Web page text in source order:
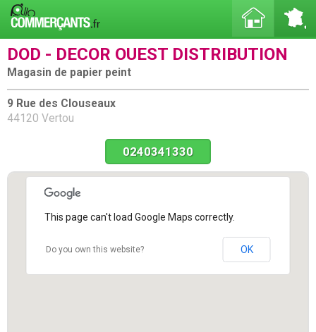
DOD - DECOR OUEST DISTRIBUTION
Magasin de papier peint
9 Rue des Clouseaux
44120 Vertou
0240341330
This page can't load Google Maps correctly.
Do you own this website? OK